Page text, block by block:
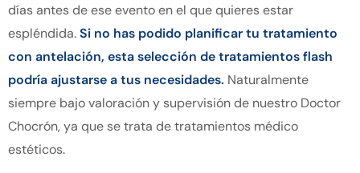
días antes de ese evento en el que quieres estar
espléndida.Si no has podido planificar tu tratamiento
con antelación, esta selección de tratamientos flash
podría ajustarse a tus necesidades. Naturalmente
siempre bajo valoración y supervisión de nuestro Doctor
Chocrón, ya que se trata de tratamientos médico
estéticos.